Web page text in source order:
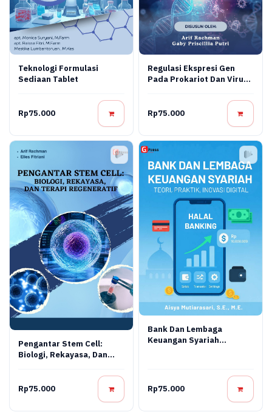
Teknologi Formulasi
Sediaan Tablet
Rp75.000
Regulasi Ekspresi Gen
Pada Prokariot Dan Virus:
Mekanisme Regulasi, Dan
Aplikasi Bioteknologi
Rp75.000
Pengantar Stem Cell:
Biologi, Rekayasa, Dan
Rp75.000
Bank Dan Lembaga
Keuangan Syariah
Rp75.000